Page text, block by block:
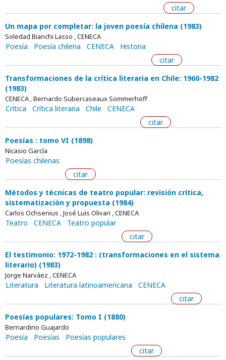
citar
Un mapa por completar: la joven poesía chilena (1983)
Soledad Bianchi Lasso , CENECA
Poesía Poesía chilena CENECA
Historia
citar
Transformaciones de la crítica literaria en Chile: 1960-1982
(1983)
CENECA , Bernardo Subercaseaux Sommerhoff
Crítica Crítica literaria Chile
CENECA
citar
Poesías : tomo VI (1898)
Nicasio García
Poesías chilenas
citar
Métodos y técnicas de teatro popular: revisión crítica,
sistematización y propuesta (1984)
Carlos Ochsenius , José Luis Olivari , CENECA
Teatro CENECA
Teatro popular
citar
El testimonio: 1972-1982 : (transformaciones en el sistema
literario) (1983)
Jorge Narváez , CENECA
Literatura Literatura latinoamericana
CENECA
citar
Poesías populares: Tomo I (1880)
Bernardino Guajardo
Poesía Poesías
Poesías populares
citar